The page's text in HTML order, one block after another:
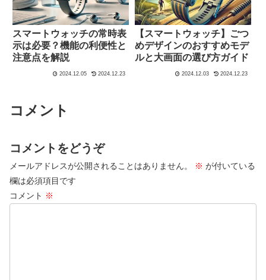
スマートウォッチの常時表
示は必要？機能の利便性と
注意点を解説
2024.12.05 2024.12.23
【スマートウォッチ】ごつ
めデザインのおすすめモデ
ルと大画面の選び方ガイド
2024.12.03 2024.12.23
コメント
コメントをどうぞ
メールアドレスが公開されることはありません。 ※ が付いている
欄は必須項目です
コメント ※